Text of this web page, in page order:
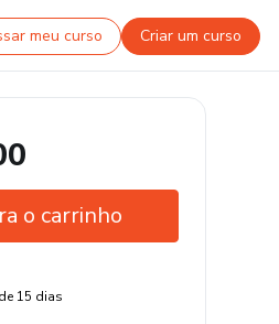
meu curso Criar um curso
o carrinho
15 dias